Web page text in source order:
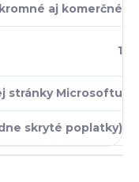
aj komerčné
1
stránky Microsoftu
skryté poplatky)